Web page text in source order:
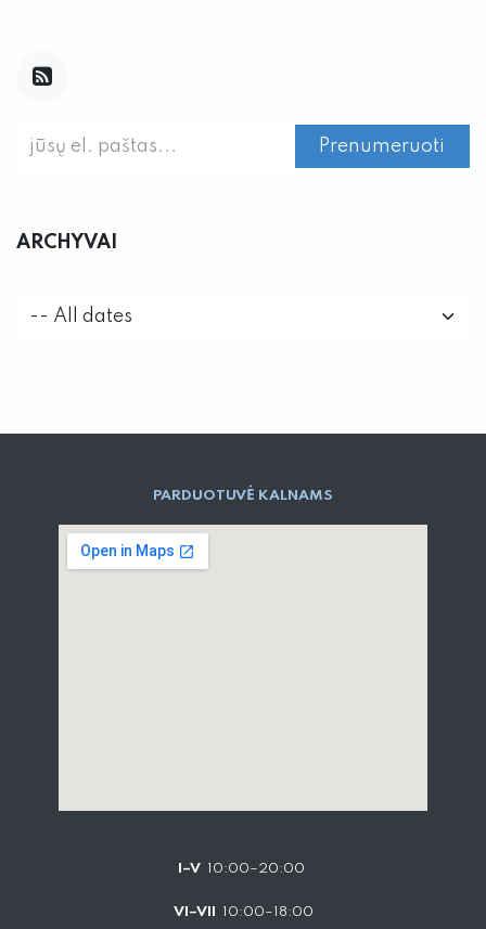
Prenumeruoti
ARCHYVAI
PARD​UOTUVĖ​ KALNAMS
I–V 10:00–20:00
VI–VII 10:00–18:00